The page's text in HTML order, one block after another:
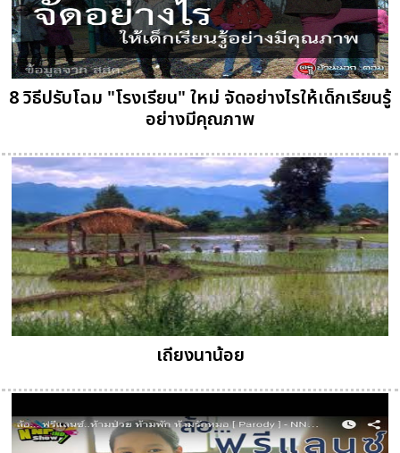
8 วิธีปรับโฉม "โรงเรียน" ใหม่ จัดอย่างไรให้เด็กเรียนรู้
อย่างมีคุณภาพ
เถียงนาน้อย